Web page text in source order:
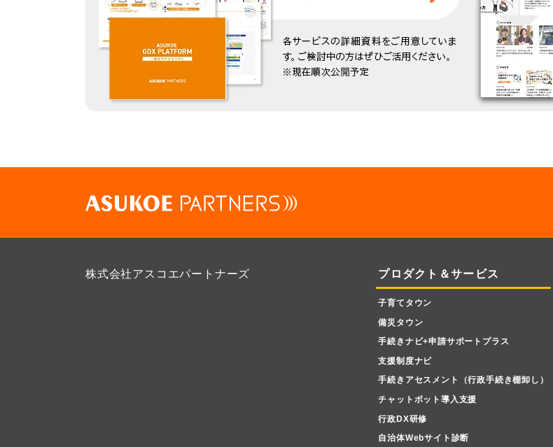
株式会社アスコエパートナーズ プロダクト＆サービス
子育てタウン
備災タウン
手続きナビ+申請サポートプラス
支援制度ナビ
手続きアセスメント（行政手続き棚卸し）
チャットボット導入支援
行政DX研修
自治体Webサイト診断